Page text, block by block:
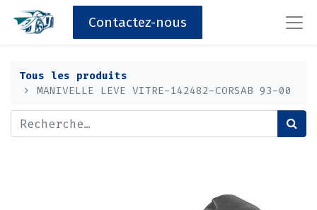
Contactez-nous
Tous les produits
MANIVELLE LEVE VITRE-142482-CORSAB 93-00